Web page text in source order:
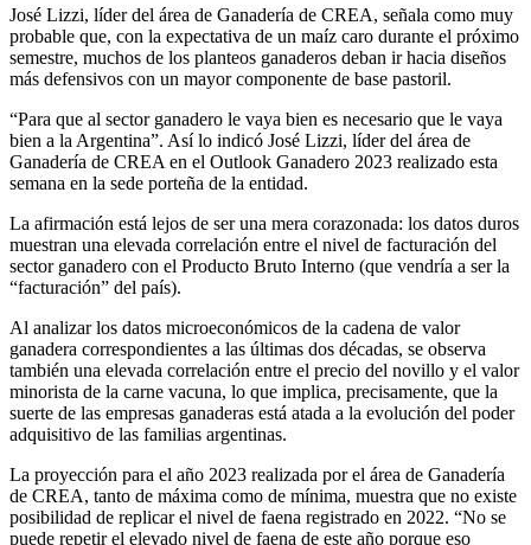
José Lizzi, líder del área de Ganadería de CREA, señala como muy
probable que, con la expectativa de un maíz caro durante el próximo
semestre, muchos de los planteos ganaderos deban ir hacia diseños
más defensivos con un mayor componente de base pastoril.
“Para que al sector ganadero le vaya bien es necesario que le vaya
bien a la Argentina”. Así lo indicó José Lizzi, líder del área de
Ganadería de CREA en el Outlook Ganadero 2023 realizado esta
semana en la sede porteña de la entidad.
La afirmación está lejos de ser una mera corazonada: los datos duros
muestran una elevada correlación entre el nivel de facturación del
sector ganadero con el Producto Bruto Interno (que vendría a ser la
“facturación” del país).
Al analizar los datos microeconómicos de la cadena de valor
ganadera correspondientes a las últimas dos décadas, se observa
también una elevada correlación entre el precio del novillo y el valor
minorista de la carne vacuna, lo que implica, precisamente, que la
suerte de las empresas ganaderas está atada a la evolución del poder
adquisitivo de las familias argentinas.
La proyección para el año 2023 realizada por el área de Ganadería
de CREA, tanto de máxima como de mínima, muestra que no existe
posibilidad de replicar el nivel de faena registrado en 2022. “No se
puede repetir el elevado nivel de faena de este año porque eso